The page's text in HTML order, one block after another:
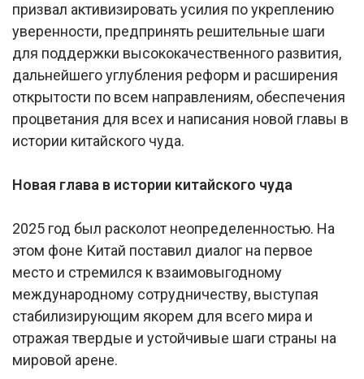
призвал активизировать усилия по укреплению
уверенности, предпринять решительные шаги
для поддержки высококачественного развития,
дальнейшего углубления реформ и расширения
открытости по всем направлениям, обеспечения
процветания для всех и написания новой главы в
истории китайского чуда.
Новая глава в истории китайского чуда
2025 год был расколот неопределенностью. На
этом фоне Китай поставил диалог на первое
место и стремился к взаимовыгодному
международному сотрудничеству, выступая
стабилизирующим якорем для всего мира и
отражая твердые и устойчивые шаги страны на
мировой арене.